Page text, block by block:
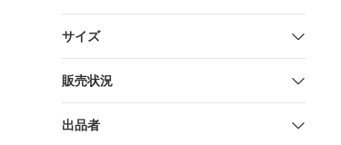
サイズ
販売状況
出品者